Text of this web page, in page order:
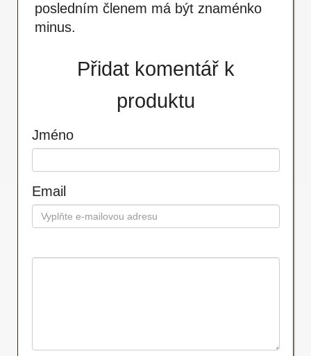
posledním členem má být znaménko
minus.
Přidat komentář k
produktu
Jméno
Email